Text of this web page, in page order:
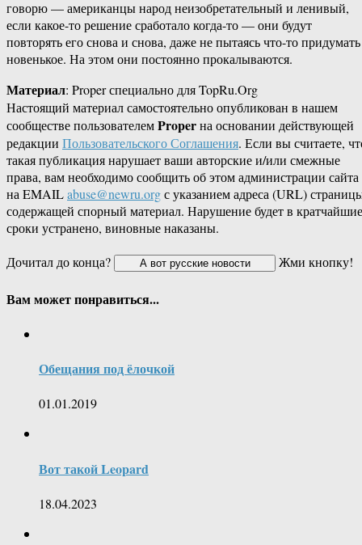
говорю — американцы народ неизобретательный и ленивый,
если какое-то решение сработало когда-то — они будут
повторять его снова и снова, даже не пытаясь что-то придумать
новенькое. На этом они постоянно прокалываются.
Материал: Proper специально для TopRu.Org
Настоящий материал самостоятельно опубликован в нашем
сообществе пользователемProperна основании действующей
редакции Пользовательского Соглашения. Если вы считаете,
такая публикация нарушает ваши авторские и/или смежные
права, вам необходимо сообщить об этом администрации сайта
на EMAILabuse@newru.orgс указанием адреса (URL)
содержащей спорный материал. Нарушение будет в кратчайшие
сроки устранено, виновные наказаны.
Дочитал до конца?
Жми кнопку!
Вам может понравиться...
Обещания под ёлочкой
01.01.2019
Вот такой Leopard
18.04.2023